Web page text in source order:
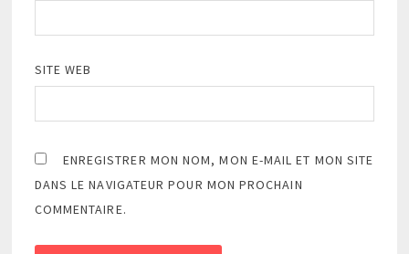
SITE WEB
ENREGISTRER MON NOM, MON E-MAIL ET MON SITE
DANS LE NAVIGATEUR POUR MON PROCHAIN
COMMENTAIRE.